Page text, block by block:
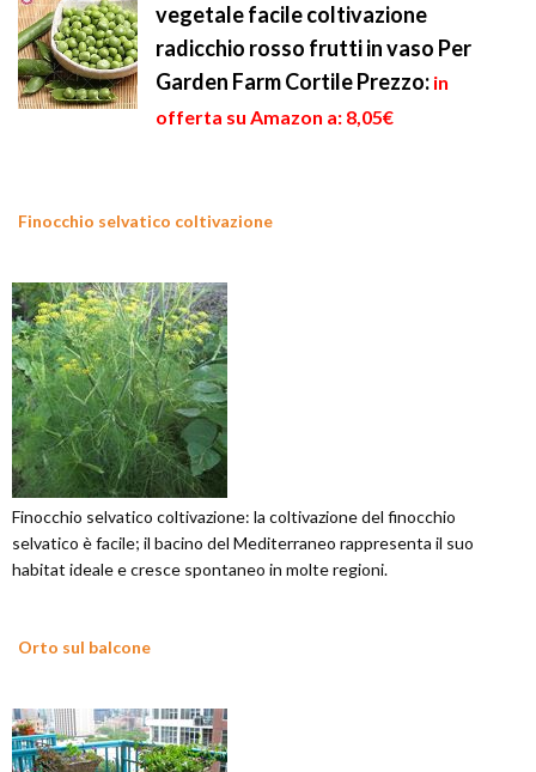
vegetale facile coltivazione
radicchio rosso frutti in vaso Per
Garden Farm CortilePrezzo: in
offerta su Amazon a: 8,05€
Finocchio selvatico coltivazione
Finocchio selvatico coltivazione: la coltivazione del finocchio
selvatico è facile; il bacino del Mediterraneo rappresenta il suo
habitat ideale e cresce spontaneo in molte regioni.
Orto sul balcone